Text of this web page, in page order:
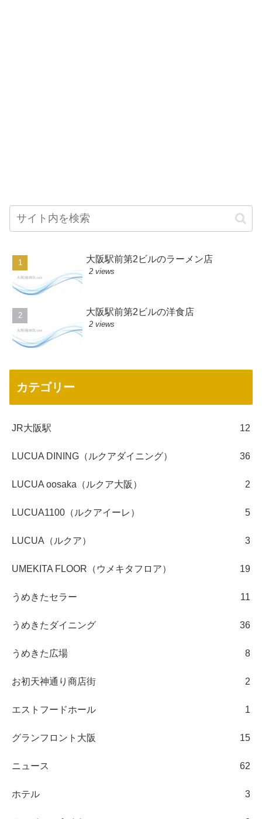
大阪駅前第2ビルのラーメン店
2 views
大阪駅前第2ビルの洋食店
2 views
カテゴリー
JR大阪駅 12
LUCUA DINING（ルクアダイニング） 36
LUCUA oosaka（ルクア大阪） 2
LUCUA1100（ルクアイーレ） 5
LUCUA（ルクア） 3
UMEKITA FLOOR（ウメキタフロア） 19
うめきたセラー 11
うめきたダイニング 36
うめきた広場 8
お初天神通り商店街 2
エストフードホール 1
グランフロント大阪 15
ニュース 62
ホテル 3